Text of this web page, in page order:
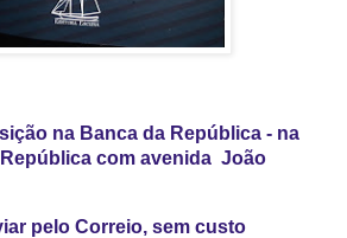
na Banca da República - na
com avenida João
pelo Correio, sem custo